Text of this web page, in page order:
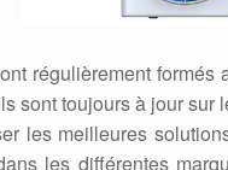
régulièrement
sont toujours à jour
les meilleures
les différentes